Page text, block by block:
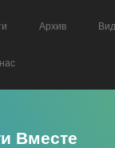
Архив
Вместе